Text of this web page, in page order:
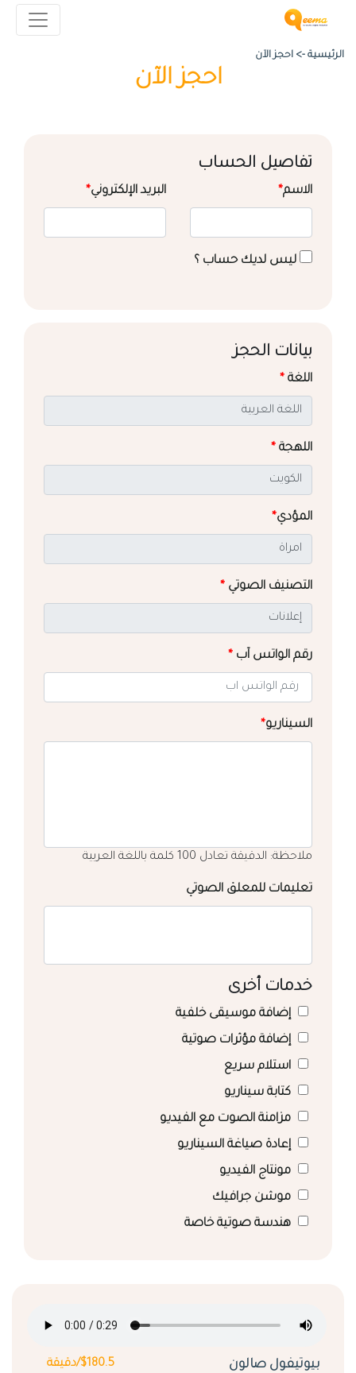
الرئيسية -> احجز الآن
احجز الآن
تفاصيل الحساب
الاسم* البريد الإلكتروني*
ليس لديك حساب ؟
بيانات الحجز
اللغة *
اللهجة *
المؤدي*
التصنيف الصوتي *
رقم الواتس آب *
السيناريو*
ملاحظة: الدقيقة تعادل 100 كلمة باللغة العربية
تعليمات للمعلق الصوتي
خدمات أخرى
إضافة موسيقى خلفية
إضافة مؤثرات صوتية
استلام سريع
كتابة سيناريو
مزامنة الصوت مع الفيديو
إعادة صياغة السيناريو
مونتاج الفيديو
موشن جرافيك
هندسة صوتية خاصة
بيوتيفول صالون $180.5/دقيقة